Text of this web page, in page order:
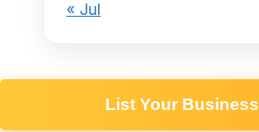
« Jul
List Your Business